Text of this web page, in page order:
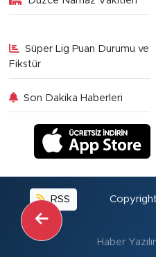
Süper Lig Puan Durumu ve
Fikstür
Son Dakika Haberleri
RSS Copyright
Haber